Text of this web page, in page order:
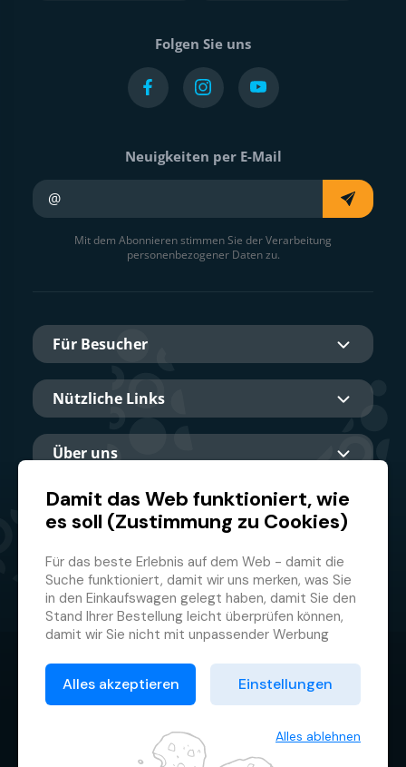
Folgen Sie uns
Neuigkeiten per E-Mail
Mit dem Abonnieren stimmen Sie der Verarbeitung
personenbezogener Daten zu.
Für Besucher
Nützliche Links
Über uns
Hauptpartner
© 2026 GMF Aquapark Prague, a.s.
Datenschutzrichtlinie
Allgemeine Geschäftsbedingungen
Cookie-Verwaltung
Damit das Web funktioniert, wie
es soll (Zustimmung zu Cookies)
Für das beste Erlebnis auf dem Web - damit die
Suche funktioniert, damit wir uns merken, was Sie
in den Einkaufswagen gelegt haben, damit Sie den
Stand Ihrer Bestellung leicht überprüfen können,
damit wir Sie nicht mit unpassender Werbung
anmelden müssen.
Deswegen brauchen wir von Ihnen Ihre
kleiner Textdateien, die zeitweilig auf Ihrem
Browser gespeichert werden. Wir danken Ihnen,
Alles akzeptieren Einstellungen
Alles ablehnen